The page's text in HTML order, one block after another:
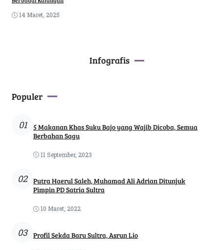
14 Maret, 2025
Infografis
Populer
01
5 Makanan Khas Suku Bajo yang Wajib Dicoba, Semua
Berbahan Sagu
11 September, 2023
02
Putra Haerul Saleh, Muhamad Ali Adrian Ditunjuk
Pimpin PD Satria Sultra
10 Maret, 2022
03 Profil Sekda Baru Sultra, Asrun Lio